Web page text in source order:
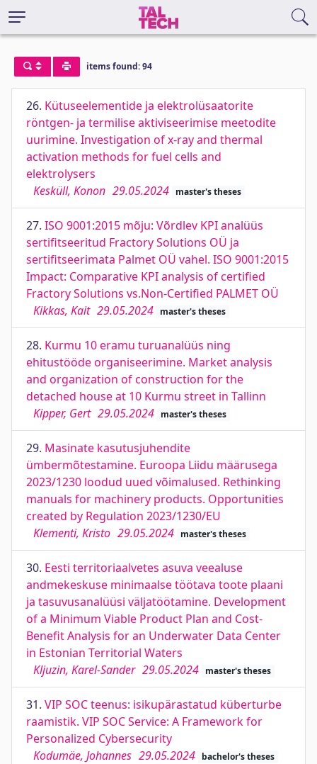
items found: 94
26. Kütuseelementide ja elektrolüsaatorite
röntgen- ja termilise aktiviseerimise meetodite
uurimine. Investigation of x-ray and thermal
activation methods for fuel cells and
elektrolysers
Kesküll, Konon 29.05.2024 master's theses
27. ISO 9001:2015 mõju: Võrdlev KPI analüüs
sertifitseeritud Fractory Solutions OÜ ja
sertifitseerimata Palmet OÜ vahel. ISO 9001:2015
Impact: Comparative KPI analysis of certified
Fractory Solutions vs.Non-Certified PALMET OÜ
Kikkas, Kait 29.05.2024 master's theses
28. Kurmu 10 eramu turuanalüüs ning
ehitustööde organiseerimine. Market analysis
and organization of construction for the
detached house at 10 Kurmu street in Tallinn
Kipper, Gert 29.05.2024 master's theses
29. Masinate kasutusjuhendite
ümbermõtestamine. Euroopa Liidu määrusega
2023/1230 loodud uued võimalused. Rethinking
manuals for machinery products. Opportunities
created by Regulation 2023/1230/EU
Klementi, Kristo 29.05.2024 master's theses
30. Eesti territoriaalvetes asuva veealuse
andmekeskuse minimaalse töötava toote plaani
ja tasuvusanalüüsi väljatöötamine. Development
of a Minimum Viable Product Plan and Cost-
Benefit Analysis for an Underwater Data Center
in Estonian Territorial Waters
Kljuzin, Karel-Sander 29.05.2024 master's theses
31. VIP SOC teenus: isikupärastatud küberturbe
raamistik. VIP SOC Service: A Framework for
Personalized Cybersecurity
Kodumäe, Johannes 29.05.2024 bachelor's theses